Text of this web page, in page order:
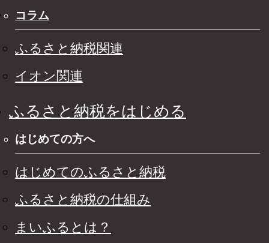
コラム
ふるさと納税関連
イオン関連
ふるさと納税をはじめる
はじめての方へ
はじめてのふるさと納税
ふるさと納税の仕組み
まいふるとは？